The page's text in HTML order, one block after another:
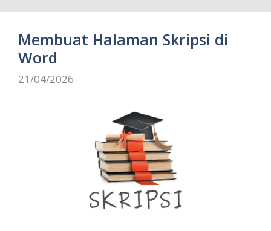
Membuat Halaman Skripsi di
Word
21/04/2026